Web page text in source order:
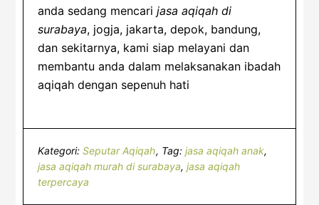
anda sedang mencarijasa aqiqah di
surabaya, jogja, jakarta, depok, bandung,
dan sekitarnya, kami siap melayani dan
membantu anda dalam melaksanakan ibadah
aqiqah dengan sepenuh hati
Kategori:Seputar Aqiqah Tag:jasa aqiqah anak,
jasa aqiqah murah di surabaya,jasa aqiqah
terpercaya